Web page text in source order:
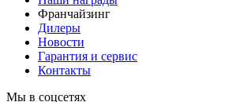
Франчайзинг
Дилеры
Новости
Гарантия и сервис
Контакты
Мы в соцсетях